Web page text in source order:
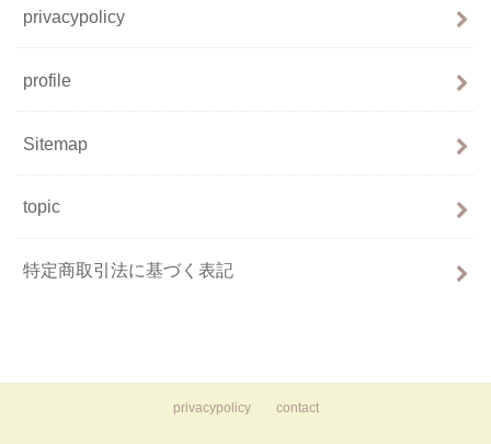
privacypolicy
profile
Sitemap
topic
特定商取引法に基づく表記
privacypolicy contact